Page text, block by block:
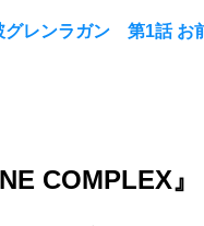
レンラガン 第1話 お
COMPLEX』